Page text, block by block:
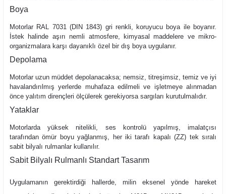
Boya
Motorlar RAL 7031 (DIN 1843) gri renkli, koruyucu boya ile boyanır.
İstek halinde aşırı nemli atmosfere, kimyasal maddelere ve mikro-
organizmalara karşı dayanıklı özel bir dış boya uygulanır.
Depolama
Motorlar uzun müddet depolanacaksa; nemsiz, titreşimsiz, temiz ve iyi
havalandırılmış yerlerde muhafaza edilmeli ve işletmeye alınmadan
önce yalıtım dirençleri ölçülerek gerekiyorsa sargıları kurutulmalıdır.
Yataklar
Motorlarda yüksek nitelikli, ses kontrolü yapılmış, imalatçısı
tarafından ömür boyu yağlanmış, her iki tarafı kapalı (ZZ) tek sıralı
sabit bilyalı rulmanlar kullanılır.
Sabit Bilyalı Rulmanlı Standart Tasarım
Uygulamanın gerektirdiği hallerde, milin eksenel yönde hareket